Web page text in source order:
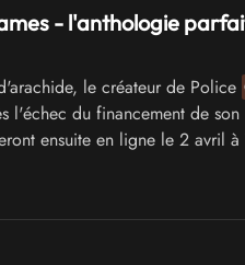
- l'anthologie
le créateur de Police
l'échec du financement de
ensuite en ligne le 2 avril